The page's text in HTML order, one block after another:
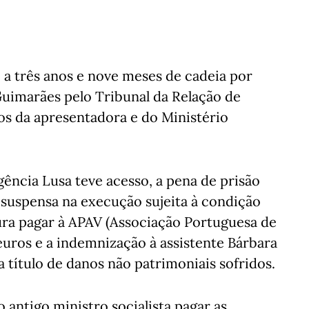
três anos e nove meses de cadeia por
pelo Tribunal da Relação de
da apresentadora e do Ministério
Lusa teve acesso, a pena de prisão
na execução sujeita à condição
pagar à APAV (Associação Portuguesa de
e a indemnização à assistente Bárbara
título de danos não patrimoniais sofridos.